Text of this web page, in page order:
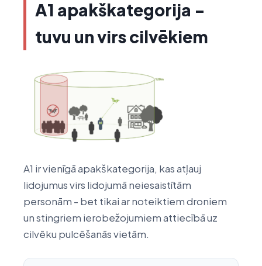
A1 apakškategorija -
tuvu un virs cilvēkiem
A1 ir vienīgā apakškategorija, kas atļauj
lidojumus virs lidojumā neiesaistītām
personām - bet tikai ar noteiktiem droniem
un stingriem ierobežojumiem attiecībā uz
cilvēku pulcēšanās vietām.